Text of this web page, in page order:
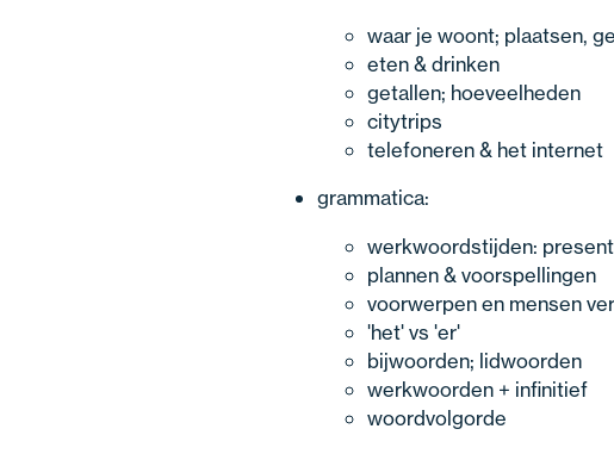
waar je woont; plaatsen,
eten & drinken
getallen; hoeveelheden
citytrips
telefoneren & het internet
grammatica:
werkwoordstijden:
plannen & voorspellingen
voorwerpen en mensen
'het' vs 'er'
bijwoorden; lidwoorden
werkwoorden + infinitief
woordvolgorde